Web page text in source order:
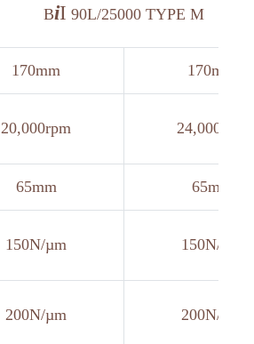
BiI 90L/25000 TYPE M
170mm 170mm
20,000rpm 24,000rpm
65mm 65mm
150N/µm 150N/µm
200N/µm 200N/µm